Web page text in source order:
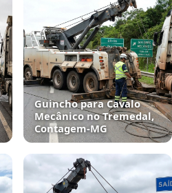
Guincho para Cavalo
Mecânico no Tremedal,
Contagem‑MG